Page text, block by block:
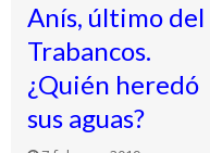
Anís, último del
Trabancos.
¿Quién heredó
sus aguas?